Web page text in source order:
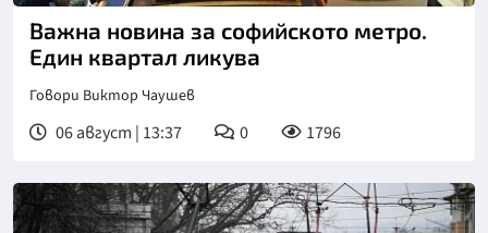
Важна новина за софийското метро.
Един квартал ликува
Говори Виктор Чаушев
06 август | 13:37 0 1796